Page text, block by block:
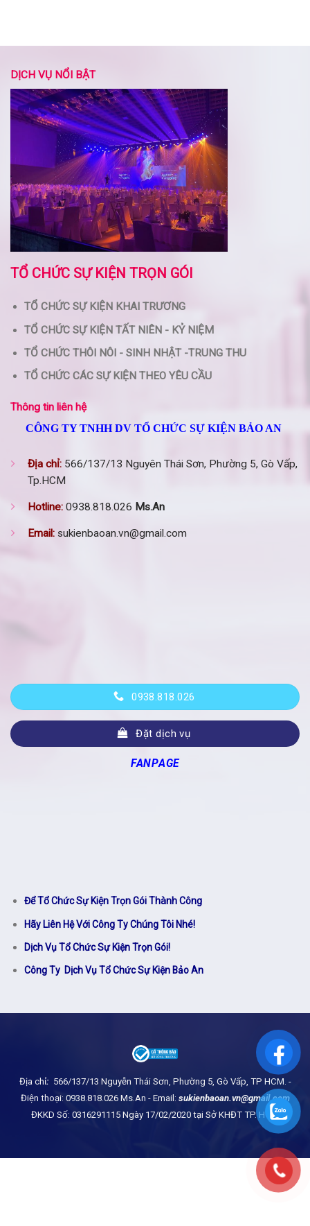
DỊCH VỤ NỔI BẬT
TỔ CHỨC SỰ KIỆN TRỌN GÓI
TỔ CHỨC SỰ KIỆN KHAI TRƯƠNG
TỔ CHỨC SỰ KIỆN TẤT NIÊN - KỶ NIỆM
TỔ CHỨC THÔI NÔI - SINH NHẬT -TRUNG THU
TỔ CHỨC CÁC SỰ KIỆN THEO YÊU CẦU
Thông tin liên hệ
CÔNG TY TNHH DV TỔ CHỨC SỰ KIỆN BẢO AN
Địa chỉ: 566/137/13 Nguyên Thái Sơn, Phường 5, Gò Vấp,
Tp.HCM
Hotline: 0938.818.026 Ms.An
Email: sukienbaoan.vn@gmail.com
0938.818.026
Đặt dịch vụ
FANPAGE
Để Tổ Chức Sự Kiện Trọn Gói Thành Công
Hãy Liên Hệ Với Công Ty Chúng Tôi Nhé!
Dịch Vụ Tổ Chức Sự Kiện Trọn Gói!
Công Ty Dịch Vụ Tổ Chức Sự Kiện Bảo An
Địa chỉ: 566/137/13 Nguyễn Thái Sơn, Phường 5, Gò Vấp, TP HCM. -
Điện thoại: 0938.818.026 Ms.An - Email: sukienbaoan.vn@gmail.com
ĐKKD Số: 0316291115 Ngày 17/02/2020 tại Sở KHĐT TP. HCM